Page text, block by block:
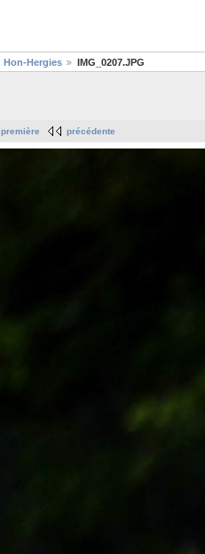
Hon-Hergies IMG_0207.JPG
première précédente